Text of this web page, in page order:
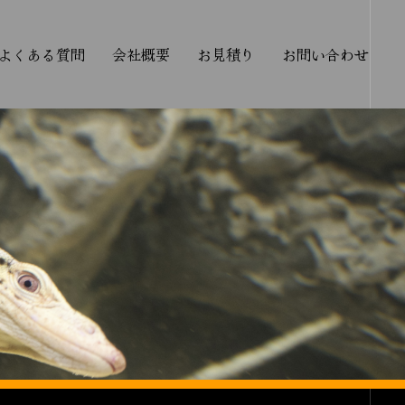
くある質問 会社概要 お見積り お問い合わせ